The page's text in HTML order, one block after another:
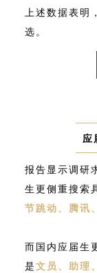
上述数据表明
选。
应
报告显示调研
生更侧重搜索
节跳动、腾讯
而国内应届生
是文员、助理